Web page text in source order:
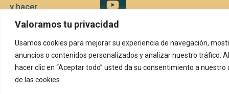
Valoramos tu privacidad
Usamos cookies para mejorar su experiencia de navegación,
anuncios o contenidos personalizados y analizar nuestro tráfico. Al
hacer clic en “Aceptar todo” usted da su consentimiento a nuestro
de las cookies.
y hacer
crecer tu